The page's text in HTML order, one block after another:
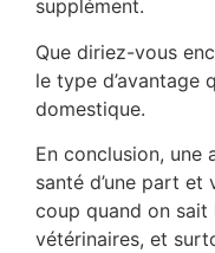
supplément.
Que diriez-vous
le type
domestique.
En conclusion, une
santé d’une part
coup quand on
vétérinaires, et